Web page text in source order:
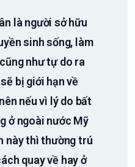
là người sở hữu
sinh sống, làm
như tự do ra
bị giới hạn về
nếu vì lý do bất
ở ngoài nước Mỹ
này thì thường trú
quay về hay ở